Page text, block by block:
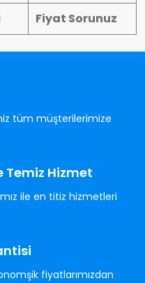
Fiyat Sorunuz
tüm müşterilerimize
Temiz Hizmet
ile en titiz hizmetleri
fiyatlarımızdan